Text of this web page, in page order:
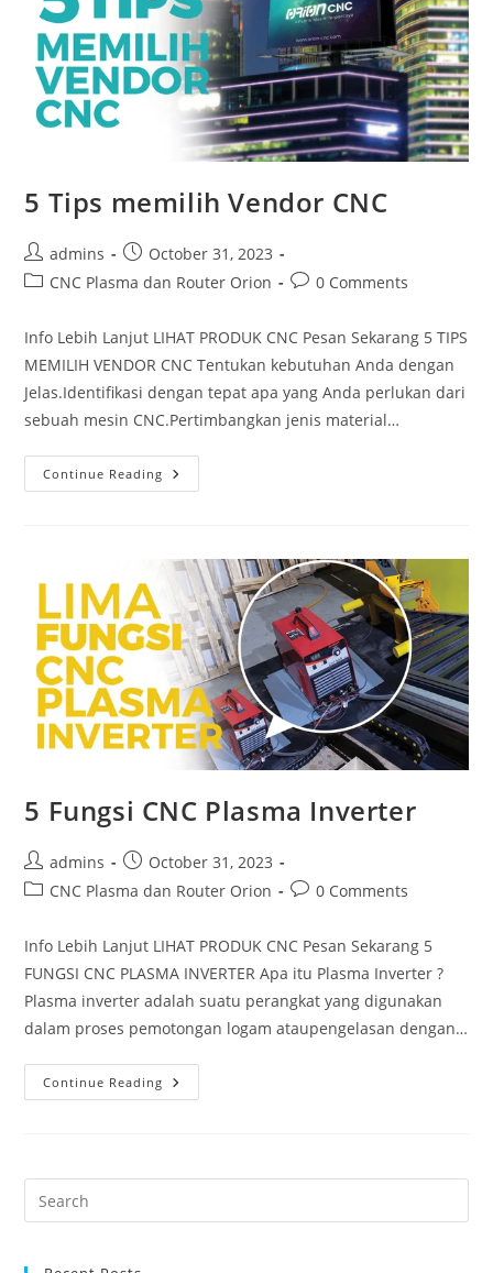
5 Tips memilih Vendor CNC
Post
author:
admins
Post
published:
October 31, 2023
PostCNC Plasma dan Router Orion
Post0 Comments
Info Lebih Lanjut LIHAT PRODUK CNC Pesan Sekarang 5 TIPS
MEMILIH VENDOR CNC Tentukan kebutuhan Anda dengan
Jelas.Identifikasi dengan tepat apa yang Anda perlukan dari
sebuah mesin CNC.Pertimbangkan jenis material…
Continue Reading
Tips
5 Fungsi CNC Plasma Inverter
Post
author:
admins
Post
published:
October 31, 2023
PostCNC Plasma dan Router Orion
Post0 Comments
Info Lebih Lanjut LIHAT PRODUK CNC Pesan Sekarang 5
FUNGSI CNC PLASMA INVERTER Apa itu Plasma Inverter ?
Plasma inverter adalah suatu perangkat yang digunakan
dalam proses pemotongan logam ataupengelasan dengan…
Continue Reading
Fungsi